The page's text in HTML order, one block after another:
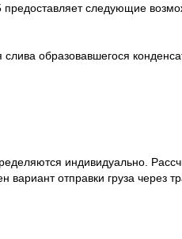
следующие
образовавшегося
индивидуально.
вариант отправки груза